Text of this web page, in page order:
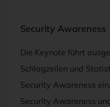
Security Awareness
Die Keynote führt
Schlagzeilen und
Security Awareness
Security Awareness